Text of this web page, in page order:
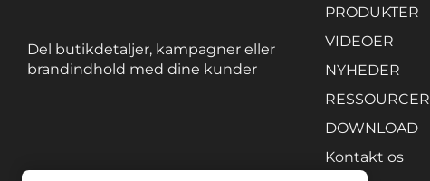
Del butikdetaljer, kampagner eller
brandindhold med dine kunder
PRODUKTER
VIDEOER
NYHEDER
RESSOURCER
DOWNLOAD
Kontakt os